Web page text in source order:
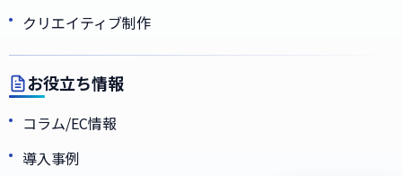
クリエイティブ制作
お役立ち情報
コラム/EC情報
導入事例